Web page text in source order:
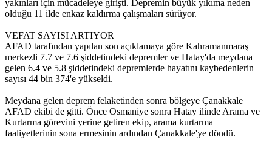
yakınları için mücadeleye girişti. Depremin büyük yıkıma neden
olduğu 11 ilde enkaz kaldırma çalışmaları sürüyor.
VEFAT SAYISI ARTIYOR
AFAD tarafından yapılan son açıklamaya göre Kahramanmaraş
merkezli 7.7 ve 7.6 şiddetindeki depremler ve Hatay'da meydana
gelen 6.4 ve 5.8 şiddetindeki depremlerde hayatını kaybedenlerin
sayısı 44 bin 374'e yükseldi.
Meydana gelen deprem felaketinden sonra bölgeye Çanakkale
AFAD ekibi de gitti. Önce Osmaniye sonra Hatay ilinde Arama ve
Kurtarma görevini yerine getiren ekip, arama kurtarma
faaliyetlerinin sona ermesinin ardından Çanakkale'ye döndü.